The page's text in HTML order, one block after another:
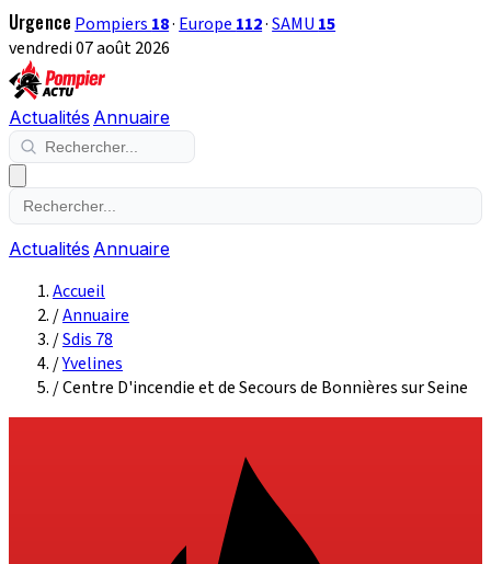
Urgence Pompiers 18· Europe 112·SAMU 15
vendredi 07 août 2026
Actualités Annuaire
Actualités Annuaire
Accueil
/Annuaire
/Sdis 78
/Yvelines
/Centre D'incendie et de Secours de Bonnières sur Seine